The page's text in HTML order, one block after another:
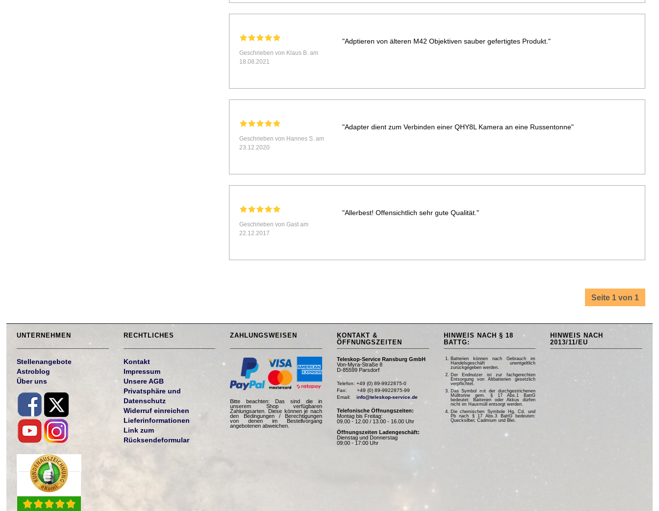
Geschrieben von Klaus B. am
18.08.2021
"Adptieren von älteren M42 Objektiven sauber gefertigtes Produkt."
Geschrieben von Hannes S. am
23.12.2020
"Adapter dient zum Verbinden einer QHY8L Kamera an eine Russentonne"
Geschrieben von Gast am
22.12.2017
"Allerbest! Offensichtlich sehr gute Qualität."
Seite 1 von 1
UNTERNEHMEN
Stellenangebote
Astroblog
Über uns
RECHTLICHES
Kontakt
Impressum
Unsere AGB
Privatsphäre und
Datenschutz
Widerruf einreichen
Lieferinformationen
Link zum
Rücksendeformular
ZAHLUNGSWEISEN
Bitte beachten: Das sind die in
unserem Shop verfügbaren
Zahlungsarten. Diese können je nach
den Bedingungen / Berechtigungen
von denen im Bestellvorgang
angebotenen abweichen.
KONTAKT &
ÖFFNUNGSZEITEN
Teleskop-Service Ransburg GmbH
Von-Myra-Straße 8
D-85599 Parsdorf
Telefon: +49 (0) 89-9922875-0
Fax:       +49 (0) 89-9922875-99
Email: info@teleskop-service.de
Telefonische Öffnungszeiten:
Montag bis Freitag:
09.00 - 12.00 / 13.00 - 16.00 Uhr
Öffnungszeiten Ladengeschäft:
Dienstag und Donnerstag
09:00 - 17:00 Uhr
HINWEIS NACH § 18
BATTG:
Batterien können nach Gebrauch im
Handelsgeschäft unentgeltlich
zurückgegeben werden.
Der Endnutzer ist zur fachgerechten
Entsorgung von Altbatterien gesetzlich
verpflichtet.
Das Symbol mit der durchgestrichenen
Mülltonne gem. § 17 Abs.1 BattG
bedeutet: Batterien oder Akkus dürfen
nicht im Hausmüll entsorgt werden.
Die chemischen Symbole Hg, Cd, und
Pb nach § 17 Abs.3 BattG bedeuten:
Quecksilber, Cadmium und Blei.
HINWEIS NACH
2013/11/EU